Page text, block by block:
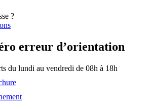
?
erreur d’orientation
du lundi au vendredi de 08h à 18h